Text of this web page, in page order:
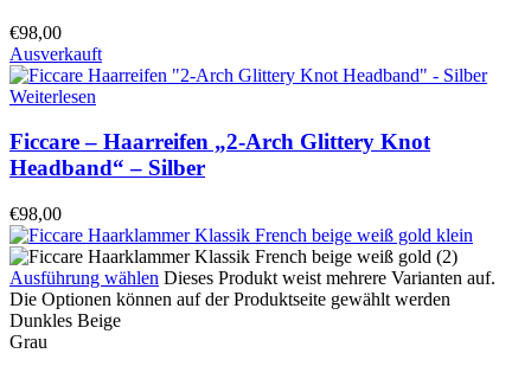
€98,00
Ausverkauft
Weiterlesen
Ficcare – Haarreifen „2-Arch Glittery Knot
Headband“ – Silber
€98,00
Ausführung wählen Dieses Produkt weist mehrere Varianten auf.
Die Optionen können auf der Produktseite gewählt werden
Dunkles Beige
Grau